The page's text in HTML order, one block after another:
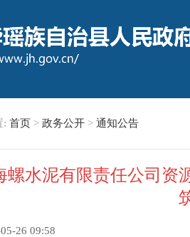
: 首页 > 政务公开 > 通知公告
螺水泥有限责任公司资
26 09:58